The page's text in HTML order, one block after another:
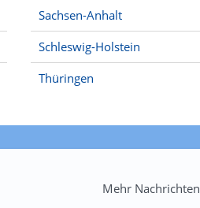
Sachsen-Anhalt
Schleswig-Holstein
Thüringen
Mehr Nachrichten